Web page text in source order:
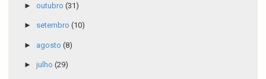
► outubro (31)
► setembro (10)
► agosto (8)
► julho (29)